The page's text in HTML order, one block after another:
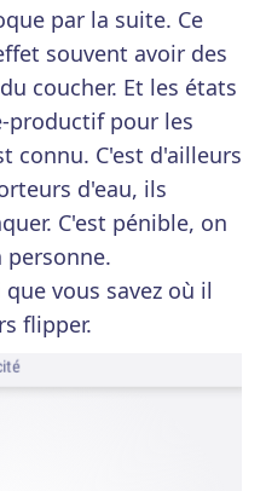
par la suite. Ce
souvent avoir des
coucher. Et les états
productif pour les
connu. C'est d'ailleurs
d'eau, ils
C'est pénible, on
personne.
vous savez où il
flipper.